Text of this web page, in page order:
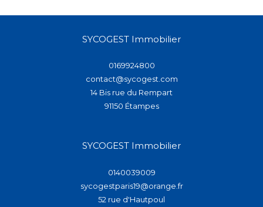
SYCOGEST Immobilier
0169924800
contact@sycogest.com
14 Bis rue du Rempart
91150
étampes
SYCOGEST Immobilier
0140039009
sycogestparis19@orange.fr
52 rue d'Hautpoul